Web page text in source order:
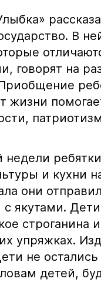
В
говорят на
жизни
и
они
якутами.
строганина
упряжках.
не
детей,